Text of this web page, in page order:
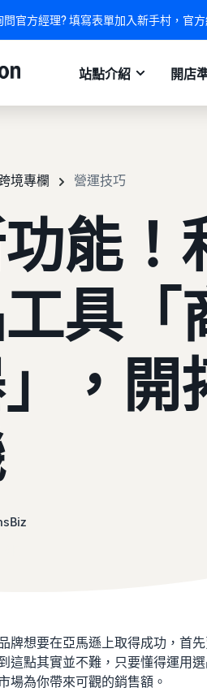
問官方經理? 填寫表單加入新手村，官
站點介紹 開店
境專欄 營運技巧
能！
具「
，開
牌想要在亞馬遜上取得成功，首
這點其實並不難，只要懂得運用
場為你帶來可觀的銷售額。